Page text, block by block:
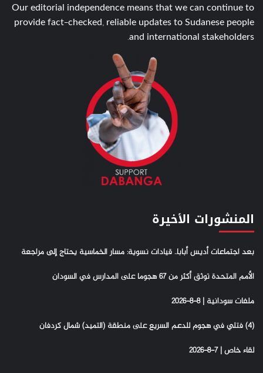
Our editorial independence means that we can continue to
provide fact-checked, reliable updates to Sudanese people
and international stakeholders.
المنشورات الأخيرة
بعد اجتماعات أديس أبابا.. قيادات نسوية: مسار الخماسية يحتاج إلى مراجعة
الأمم المتحدة توثق أكثر من 67 هجوما على المدارس في السودان
ملفات سودانية | 8-8-2026
(4) فتلي في هجوم للدعم السريع على منطقة (التميد) شمال كردفان
لقاء خاص | 7-8-2026